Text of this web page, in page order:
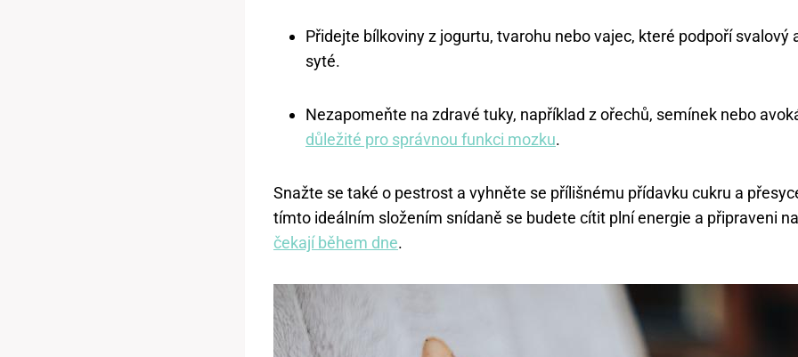
Přidejte bílkoviny z jogurtu, tvarohu nebo vajec, které podpoří svalový
syté.
Nezapomeňte na zdravé tuky, například z ořechů, semínek nebo
důležité pro správnou funkci mozku.
Snažte se také o pestrost a vyhněte se přílišnému přídavku cukru a
tímto ideálním složením snídaně se budete cítit plní energie a připraveni
čekají během dne.